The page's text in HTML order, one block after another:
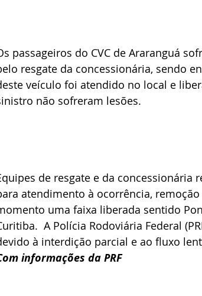
passageiros do CVC de Araranguá
resgate da concessionária, sendo
veículo foi atendido no local e
não sofreram lesões.
de resgate e da concessionária
atendimento à ocorrência,
uma faixa liberada sentido
A Polícia Rodoviária Federal
à interdição parcial e ao fluxo
informações da PRF